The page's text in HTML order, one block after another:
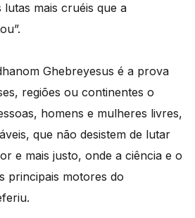
lutas mais cruéis que a
Ghebreyesus é a prova
regiões ou continentes o
homens e mulheres livres,
que não desistem de lutar
e mais justo, onde a ciência e o
principais motores do